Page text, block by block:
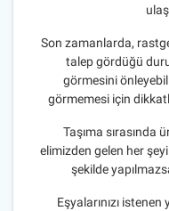
Son zamanlarda,
talep gördüğü
görmesini
görmemesi için
Taşıma sırasında
elimizden gelen her
şekilde
Eşyalarınızı